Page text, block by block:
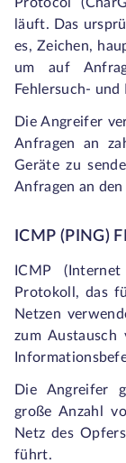
läuft. Das
es, Zeichen,
um auf
Fehlersuch- und
Die Angreifer
Anfragen an
Geräte zu
Anfragen an
ICMP (PING)
ICMP
Protokoll, das
Netzen
zum Austausch
Die Angreifer
große Anzahl
Netz des
führt.